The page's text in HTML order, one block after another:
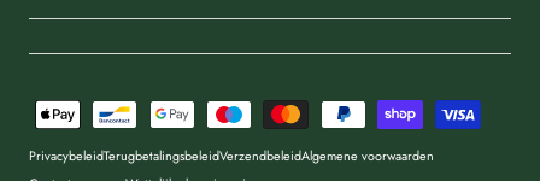
Betaalmethoden
PrivacybeleidTerugbetalingsbeleidVerzendbeleidAlgemene voorwaarden